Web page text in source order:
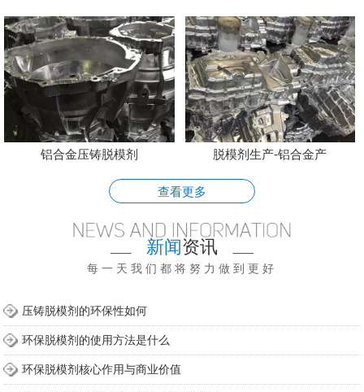
铝合金压铸脱模剂 脱模剂生产-铝合金产
查看更多
新闻资讯
每一天我们都将努力做到更好
压铸脱模剂的环保性如何
环保脱模剂的使用方法是什么
环保脱模剂核心作用与商业价值